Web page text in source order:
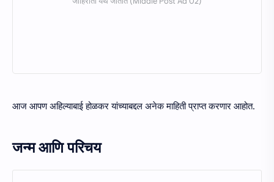
आज आपण अहिल्याबाई होळकर यांच्याबद्दल अनेक माहिती प्राप्त करणार आहोत.
जन्म आणि परिचय